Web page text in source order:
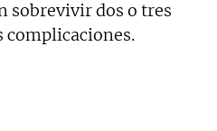
sobrevivir dos o tres
complicaciones.